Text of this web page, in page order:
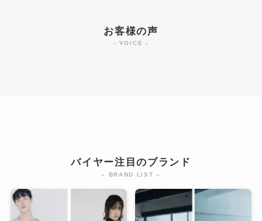
お客様の声
- VOICE -
バイヤー注目のブランド
– BRAND LIST –